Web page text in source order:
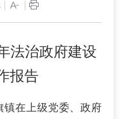
法治政府建设
报告
镇在上级党委、政府